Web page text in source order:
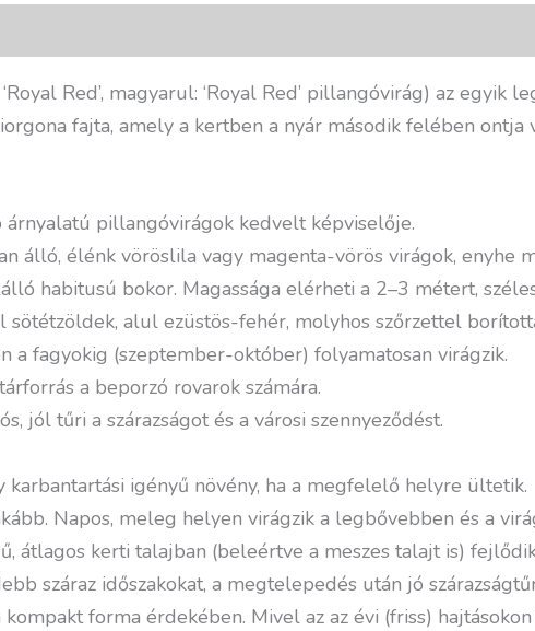
Red’, magyarul: ‘Royal Red’ pillangóvirág) az
fajta, amely a kertben a nyár második felében ontja
árnyalatú pillangóvirágok kedvelt képviselője.
álló, élénk vöröslila vagy magenta-vörös virágok, enyhe
habitusú bokor. Magassága elérheti a 2–3 métert,
sötétzöldek, alul ezüstös-fehér, molyhos szőrzettel
a fagyokig (szeptember-október) folyamatosan virágzik.
a beporzó rovarok számára.
jól tűri a szárazságot és a városi szennyeződést.
karbantartási igényű növény, ha a megfelelő helyre ültetik.
Napos, meleg helyen virágzik a legbővebben és a
átlagos kerti talajban (beleértve a meszes talajt is)
száraz időszakokat, a megtelepedés után jó
forma érdekében. Mivel az az évi (friss)